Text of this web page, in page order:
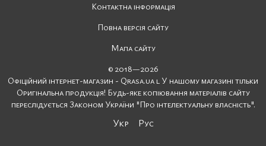
Контактна інформація
Повна версія сайту
Мапа сайту
© 2018—2026
Офіційний інтернет-магазин - Qrasa.ua l У нашому магазині тільки
Оригінальна продукція! Будь-яке копіювання матеріалів сайту
переслідується Законом України "Про інтелектуальну власність".
Укр Рус